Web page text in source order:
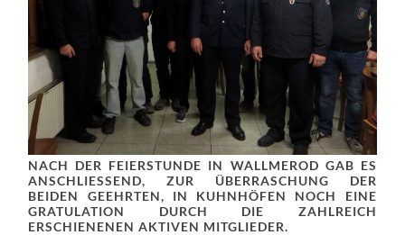
NACH DER FEIERSTUNDE IN WALLMEROD GAB ES
ANSCHLIESSEND, ZUR ÜBERRASCHUNG DER B
EIDEN GEEHRTEN, IN KUHNHÖFEN NOCH EINE G
RATULATION DURCH DIE ZAHLREICH E
RSCHIENENEN AKTIVEN MITGLIEDER.